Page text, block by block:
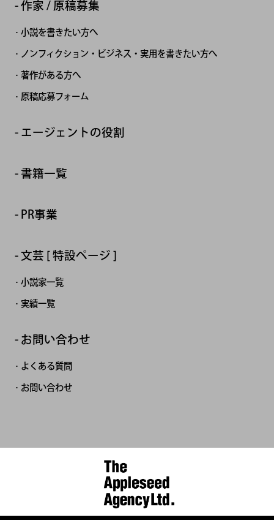
作家 / 原稿募集
小説を書きたい方へ
ノンフィクション・ビジネス・実用を書きたい方へ
著作がある方へ
原稿応募フォーム
エージェントの役割
書籍一覧
PR事業
文芸 [ 特設ページ ]
小説家一覧
実績一覧
お問い合わせ
よくある質問
お問い合わせ